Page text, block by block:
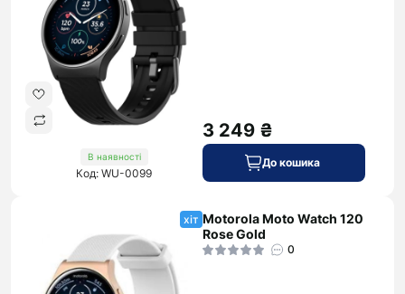
В наявності
Код: WU-0099
3 249 ₴
До кошика
хіт Motorola Moto Watch 120
Rose Gold
0